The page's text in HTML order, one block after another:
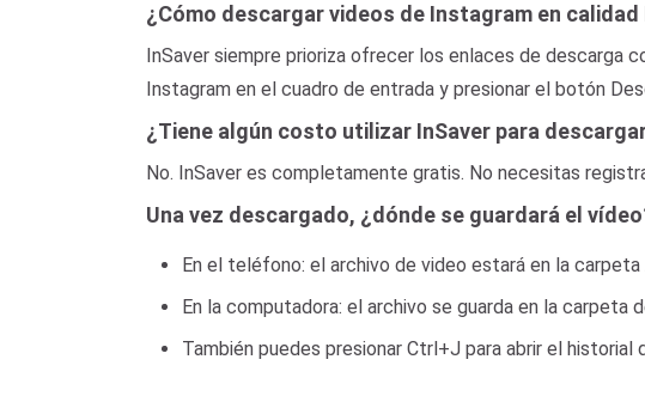
¿Cómo descargar videos de Instagram en calidad
InSaver siempre prioriza ofrecer los enlaces de descarga
Instagram en el cuadro de entrada y presionar el botón
¿Tiene algún costo utilizar InSaver para
No. InSaver es completamente gratis. No necesitas
Una vez descargado, ¿dónde se guardará el
En el teléfono: el archivo de video estará en la
En la computadora: el archivo se guarda en la carpeta
También puedes presionar Ctrl+J para abrir el